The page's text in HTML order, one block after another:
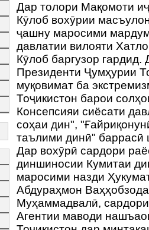
Дар толори Мақомоти
Кӯлоб вохӯрии
ҷашну маросими
давлатии вилояти
Кӯлоб баргузор
Президенти Ҷумҳурии
муқовимат ба
Тоҷикистон барои
Консепсияи сиёсати
соҳаи дин",
таълими динӣ"
Дар вохӯрӣ сардори
диншиносии Кумитаи
маросими назди
Абдураҳмон
Муҳаммадвалӣ,
Агентии маводи